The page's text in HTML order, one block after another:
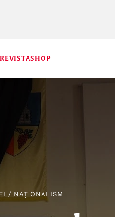
REVISTASHOP
/ NAȚIONALISM